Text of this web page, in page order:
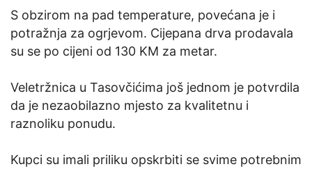
S obzirom na pad temperature, povećana je i
potražnja za ogrjevom. Cijepana drva prodavala
su se po cijeni od 130 KM za metar.
Veletržnica u Tasovčićima još jednom je potvrdila
da je nezaobilazno mjesto za kvalitetnu i
raznoliku ponudu.
Kupci su imali priliku opskrbiti se svime potrebnim